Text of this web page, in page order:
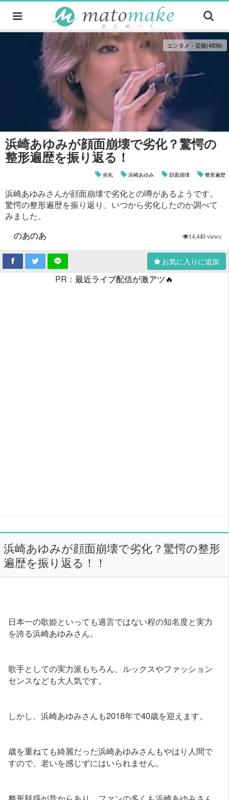
エンタメ・芸能(4536)
浜崎あゆみが顔面崩壊で劣化？驚愕の
整形遍歴を振り返る！
劣化 浜崎あゆみ 顔面崩壊 整形遍歴
浜崎あゆみさんが顔面崩壊で劣化との噂があるようです。
驚愕の整形遍歴を振り返り、いつから劣化したのか調べて
みました。
のあのあ
14,440 views
お気に入りに追加
PR： 最近ライブ配信が激アツ🔥
浜崎あゆみが顔面崩壊で劣化？驚愕の整形
遍歴を振り返る！！
日本一の歌姫といっても過言ではない程の知名度と実力
を誇る浜崎あゆみさん。
歌手としての実力派もちろん、ルックスやファッション
センスなども大人気です。
しかし、浜崎あゆみさんも2018年で40歳を迎えます。
歳を重ねても綺麗だった浜崎あゆみさんもやはり人間で
すので、老いを感じずにはいられません。